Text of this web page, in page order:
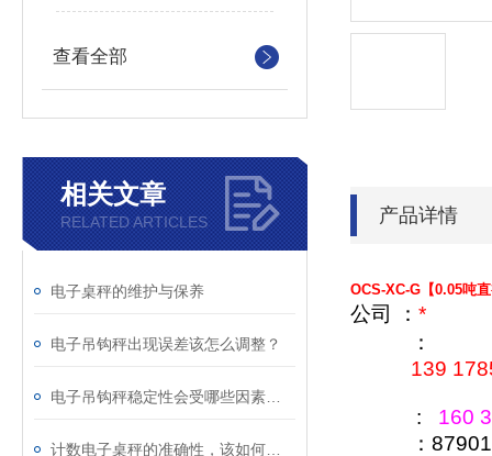
查看全部
相关文章
RELATED ARTICLES
电子桌秤的维护与保养
电子吊钩秤出现误差该怎么调整？
产品详情
OCS-XC-G【0.05吨
公司 ： *
：
139
: 160
：